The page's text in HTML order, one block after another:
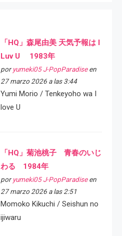
「HQ」森尾由美 天気予報は I
Luv U 1983年
por yumeki05 J-PopParadiseen
27 marzo 2026 a las 3:44
Yumi Morio / Tenkeyoho wa I
love U
「HQ」菊池桃子 青春のいじ
わる 1984年
por yumeki05 J-PopParadiseen
27 marzo 2026 a las 2:51
Momoko Kikuchi / Seishun no
ijiwaru